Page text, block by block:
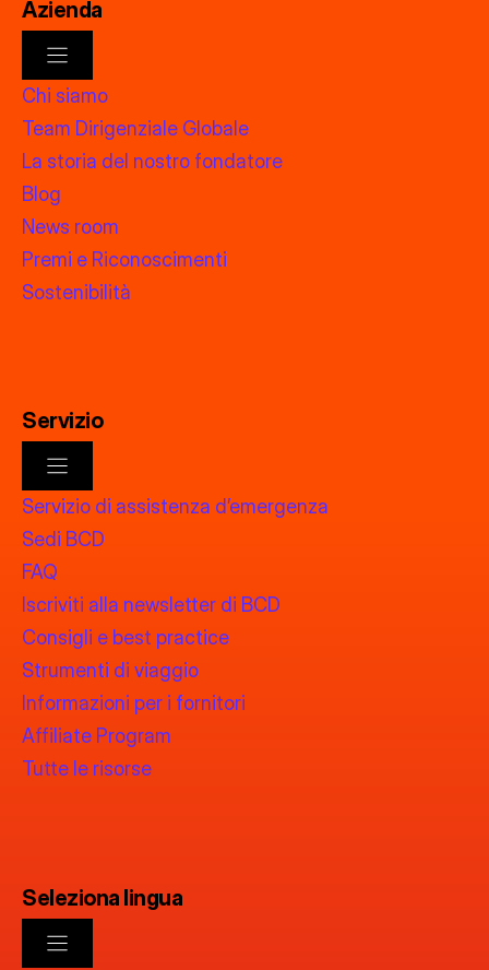
Azienda
Chi siamo
Team Dirigenziale Globale
La storia del nostro fondatore
Blog
News room
Premi e Riconoscimenti
Sostenibilità
Servizio
Servizio di assistenza d’emergenza
Sedi BCD
FAQ
Iscriviti alla newsletter di BCD
Consigli e best practice
Strumenti di viaggio
Informazioni per i fornitori
Affiliate Program
Tutte le risorse
Seleziona lingua